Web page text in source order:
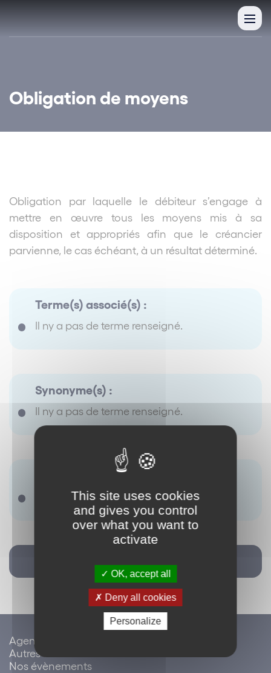
Obligation de moyens
Obligation par laquelle le débiteur s’engage à
mettre en œuvre tous les moyens mis à sa
disposition et appropriés afin que le créancier
parvienne, le cas échéant, à un résultat déterminé.
Terme(s) associé(s) :
Il ny a pas de terme renseigné.
Synonyme(s) :
Il ny a pas de terme renseigné.
Il ny a pas de terme renseigné.
Agenda / évènements
Autres évènements
Nos évènements
This site uses cookies
and gives you control
over what you want to
activate
OK, accept all
Deny all cookies
Personalize